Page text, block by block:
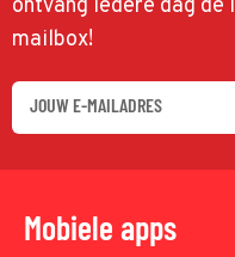
ontvang iedere dag
mailbox!
Mobiele apps